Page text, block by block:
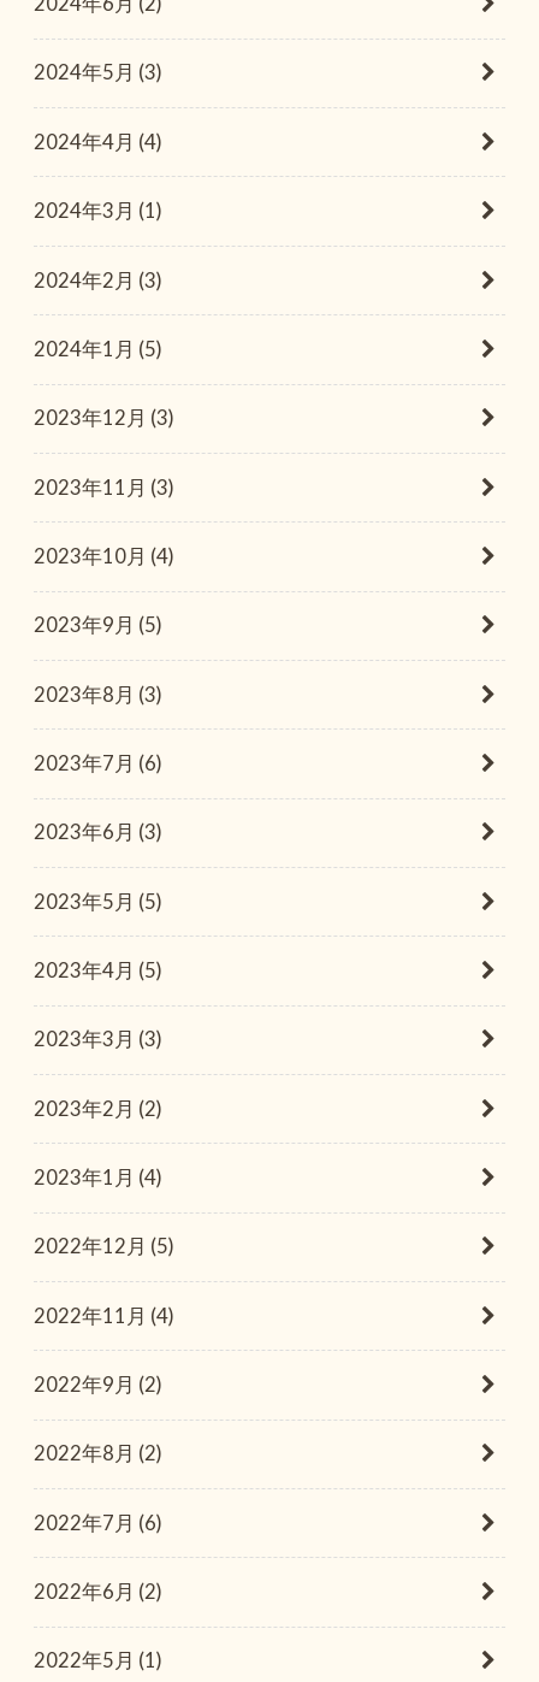
2024年5月 (3)
2024年4月 (4)
2024年3月 (1)
2024年2月 (3)
2024年1月 (5)
2023年12月 (3)
2023年11月 (3)
2023年10月 (4)
2023年9月 (5)
2023年8月 (3)
2023年7月 (6)
2023年6月 (3)
2023年5月 (5)
2023年4月 (5)
2023年3月 (3)
2023年2月 (2)
2023年1月 (4)
2022年12月 (5)
2022年11月 (4)
2022年9月 (2)
2022年8月 (2)
2022年7月 (6)
2022年6月 (2)
2022年5月 (1)